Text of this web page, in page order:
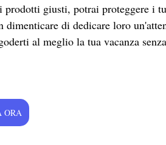
prodotti giusti, potrai proteggere i
di dedicare loro
al meglio la tua vacanza senza
ORA